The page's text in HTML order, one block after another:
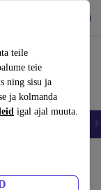
teile
teie
ning sisu ja
ja kolmanda
igal ajal muuta.